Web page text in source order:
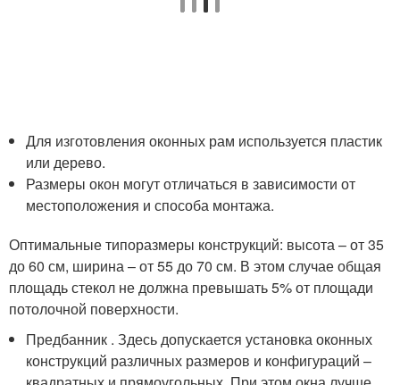
Для изготовления оконных рам используется пластик
или дерево.
Размеры окон могут отличаться в зависимости от
местоположения и способа монтажа.
Оптимальные типоразмеры конструкций: высота – от 35
до 60 см, ширина – от 55 до 70 см. В этом случае общая
площадь стекол не должна превышать 5% от площади
потолочной поверхности.
Предбанник . Здесь допускается установка оконных
конструкций различных размеров и конфигураций –